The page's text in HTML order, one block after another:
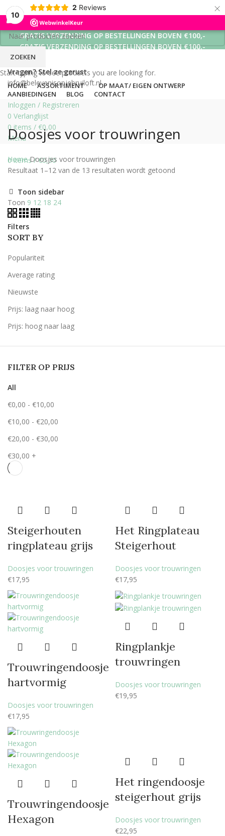
10
2 Reviews ×
GRATIS VERZENDING OP BESTELLINGEN BOVEN €100,-
GRATIS VERZENDING OP BESTELLINGEN BOVEN €100,-
GRATIS VERZENDING OP BESTELLINGEN BOVEN €100,-
Vragen? Stel ze gerust
info@belevenisopjebruiloft.nl
Inloggen / Registreren
0 Verlanglijst
0items / €0,00
Menu
0items / €0,00
HOME ASSORTIMENT
OP MAAT/ EIGEN ONTWERP
AANBIEDINGEN
BLOG CONTACT
Doosjes voor trouwringen
HomeDoosjes voor trouwringen
Resultaat 1–12 van de 13 resultaten wordt getoond
Toon sidebar
Toon 9 12 18 24
Filters
SORT BY
Populariteit
Average rating
Nieuwste
Prijs: laag naar hoog
Prijs: hoog naar laag
FILTER OP PRIJS
All
€0,00 - €10,00
€10,00 - €20,00
€20,00 - €30,00
€30,00 +
Steigerhouten
ringplateau grijs
Doosjes voor trouwringen
€17,95
Het Ringplateau
Steigerhout
Doosjes voor trouwringen
€17,95
Trouwringendoosje
hartvormig
Doosjes voor trouwringen
€17,95
Ringplankje
trouwringen
Doosjes voor trouwringen
€19,95
Trouwringendoosje
Hexagon
Het ringendoosje
steigerhout grijs
Doosjes voor trouwringen
€22,95
ZOEKEN
Start typing to see products you are looking for.